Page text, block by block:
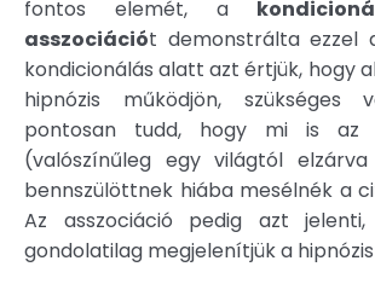
fontos elemét, a
asszociációt demonstrálta ezzel
kondicionálás alatt azt értjük, hogy
hipnózis működjön,
pontosan tudd, hogy mi is az
(valószínűleg egy világtól
bennszülöttnek hiába mesélnék a
Az asszociáció pedig azt
gondolatilag megjelenítjük a